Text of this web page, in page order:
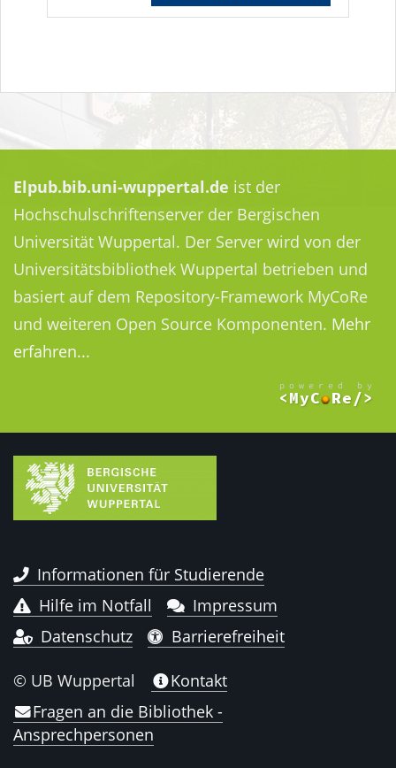
Elpub.bib.uni-wuppertal.de ist der
Hochschulschriftenserver der Bergischen
Universität Wuppertal. Der Server wird von der
Universitätsbibliothek Wuppertal betrieben und
basiert auf dem Repository-Framework MyCoRe
und weiteren Open Source Komponenten. Mehr
erfahren...
Informationen für Studierende
Hilfe im Notfall
Impressum
Datenschutz
Barrierefreiheit
© UB Wuppertal
Kontakt
Fragen an die Bibliothek -
Ansprechpersonen